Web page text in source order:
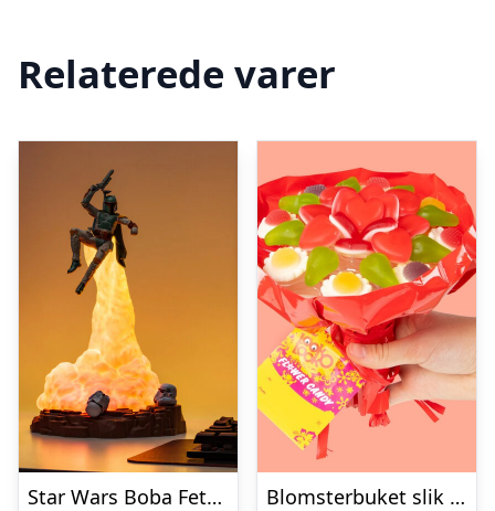
Relaterede varer
Star Wars Boba Fett Lampe
Blomsterbuket slik – Look-O-Look